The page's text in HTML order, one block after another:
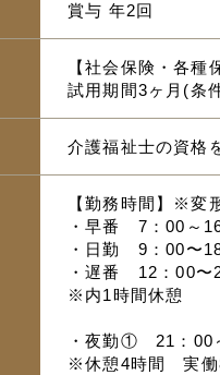
賞与 年2回
【社会保険・各
試用期間3ヶ月(条
介護福祉士の資格
【勤務時間】※変
・早番 7：00～
・日勤 9：00〜
・遅番 12：00〜
※内1時間休憩
・夜勤① 21：00
※休憩4時間 実働